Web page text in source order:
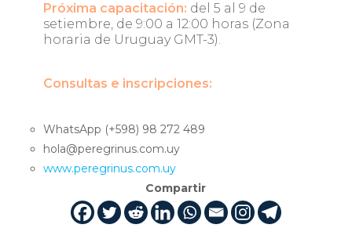
Próxima capacitación: del 5 al 9 de
setiembre, de 9:00 a 12:00 horas (Zona
horaria de Uruguay GMT-3).
Consultas e inscripciones:
WhatsApp (+598) 98 272 489
hola@peregrinus.com.uy
www.peregrinus.com.uy
Compartir